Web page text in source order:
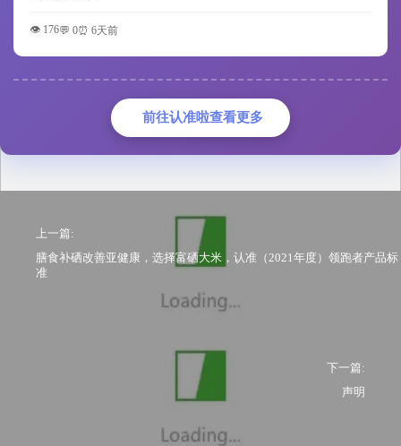
👁️ 176💬 0⏰ 6天前
前往认准啦查看更多
上一篇:
膳食补硒改善亚健康，选择富硒大米，认准（2021年度）领跑者产品标
准
下一篇:
声明